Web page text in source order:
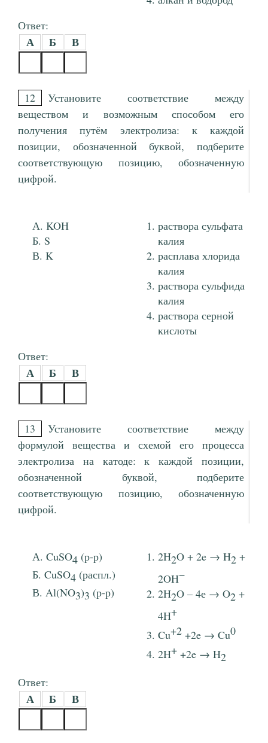
Ответ:
А Б В
12
Установите соответствие между
веществом и возможным способом его
получения путём электролиза: к каждой
позиции, обозначенной буквой, подберите
соответствующую позицию, обозначенную
цифрой.
KOH
S
K
раствора сульфата
калия
расплава хлорида
калия
раствора сульфида
калия
раствора серной
кислоты
Ответ:
А Б В
13
Установите соответствие между
формулой вещества и схемой его процесса
электролиза на катоде: к каждой позиции,
обозначенной буквой, подберите
соответствующую позицию, обозначенную
цифрой.
CuSO4 (р-р)
CuSO4 (распл.)
Al(NO3)3 (р-р)
2H2O + 2e → H2 +
2OH−
2H2O – 4е → O2 +
4H+
Cu+2 +2e → Cu0
2H+ +2e → H2
Ответ:
А Б В